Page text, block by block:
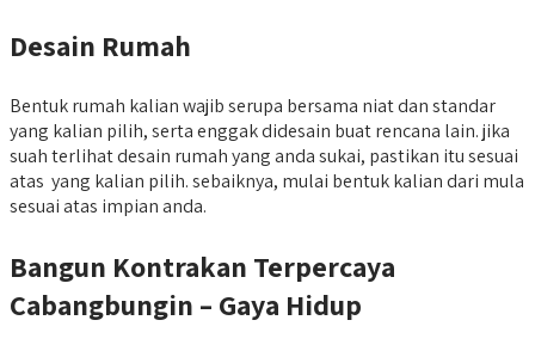
Desain Rumah
Bentuk rumah kalian wajib serupa bersama niat dan standar
yang kalian pilih, serta enggak didesain buat rencana lain. jika
suah terlihat desain rumah yang anda sukai, pastikan itu sesuai
atas yang kalian pilih. sebaiknya, mulai bentuk kalian dari mula
sesuai atas impian anda.
Bangun Kontrakan Terpercaya
Cabangbungin – Gaya Hidup